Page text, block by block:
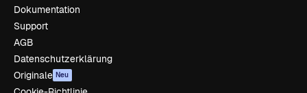
Dokumentation
Support
AGB
Datenschutzerklärung
Originale Neu